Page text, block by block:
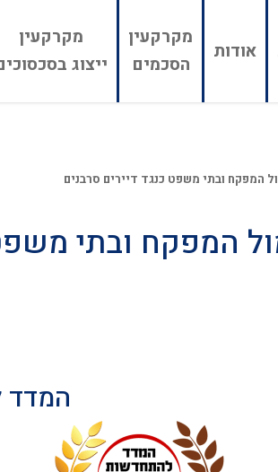
אודות
מקרקעין
הסכמים
מקרקעין
ייצוג
המפקח ובתי משפט כנגד דיירים סרבנים
המפקח ובתי
המדד